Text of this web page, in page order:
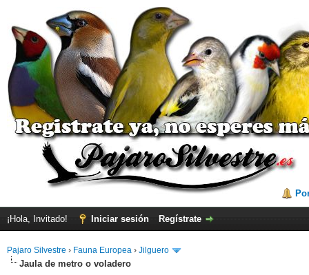
¡Hola, Invitado! Iniciar sesión Regístrate
Pajaro Silvestre › Fauna Europea › Jilguero
Jaula de metro o voladero